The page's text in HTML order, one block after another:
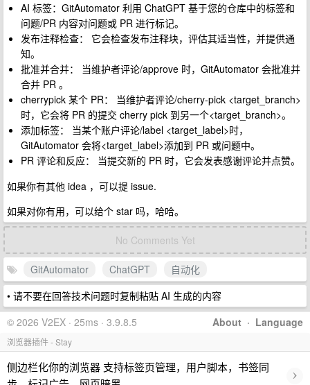
AI 标签：GitAutomator 利用 ChatGPT 基于您的仓库中的标签和
问题/PR 内容对问题或 PR 进行标记。
发布注释检查： 它会检查发布注释块，评估其适当性，并提供通
知。
批准并合并： 当维护者评论/approve 时，GitAutomator 会批准并
合并 PR 。
cherrypick 某个 PR： 当维护者评论/cherry-pick <target_branch>
时，它会将 PR 的提交 cherry pick 到另一个<target_branch>。
添加标签： 当某个账户评论/label <target_label>时，
GitAutomator 会将<target_label>添加到 PR 或问题中。
PR 评论和反应： 当提交新的 PR 时，它会发表感谢评论并点赞。
如果你有其他 idea ，可以提 issue.
如果对你有用，可以给个 star 吗，哈哈。
No Comments Yet
GitAutomator ChatGPT
自动化
• 请不要在回答技术问题时复制粘贴 AI 生成的内容
About · Language
© 2026 V2EX · 25ms · 3.9.8.5
浏览器插件 - Stay
侧边栏化你的浏览器 支持标签页管理，用户脚本，书签同
›